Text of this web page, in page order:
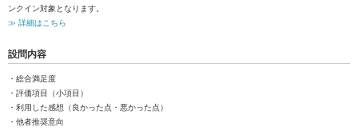
ンクイン対象となります。
≫ 詳細はこちら
設問内容
・総合満足度
・評価項目（小項目）
・利用した感想（良かった点・悪かった点）
・他者推奨意向